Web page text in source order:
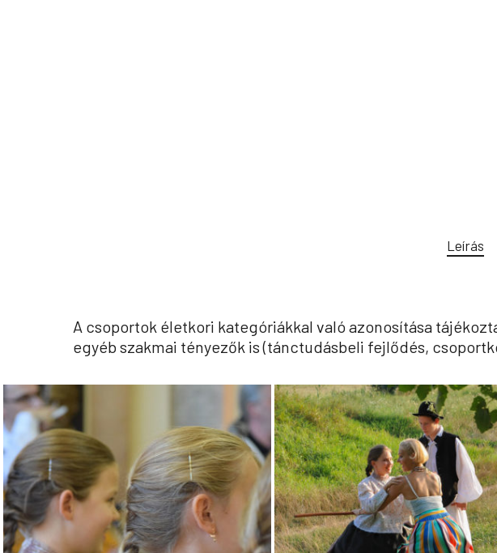
Leírás
A csoportok életkori kategóriákkal való azonosítása
egyéb szakmai tényezők is (tánctudásbeli fejlődés,
iskolas_1 iskolas_2